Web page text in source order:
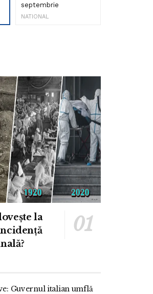
septembrie
NATIONAL
la
Guvernul italian umflă